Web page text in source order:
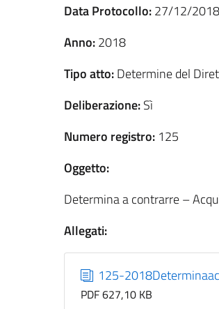
Data Protocollo:27/12/2018
Anno:2018
Tipo atto:Determine del
Deliberazione:Sì
Numero registro: 125
Oggetto:
Determina a contrarre –
Allegati:
125-
PDF 627,10 KB